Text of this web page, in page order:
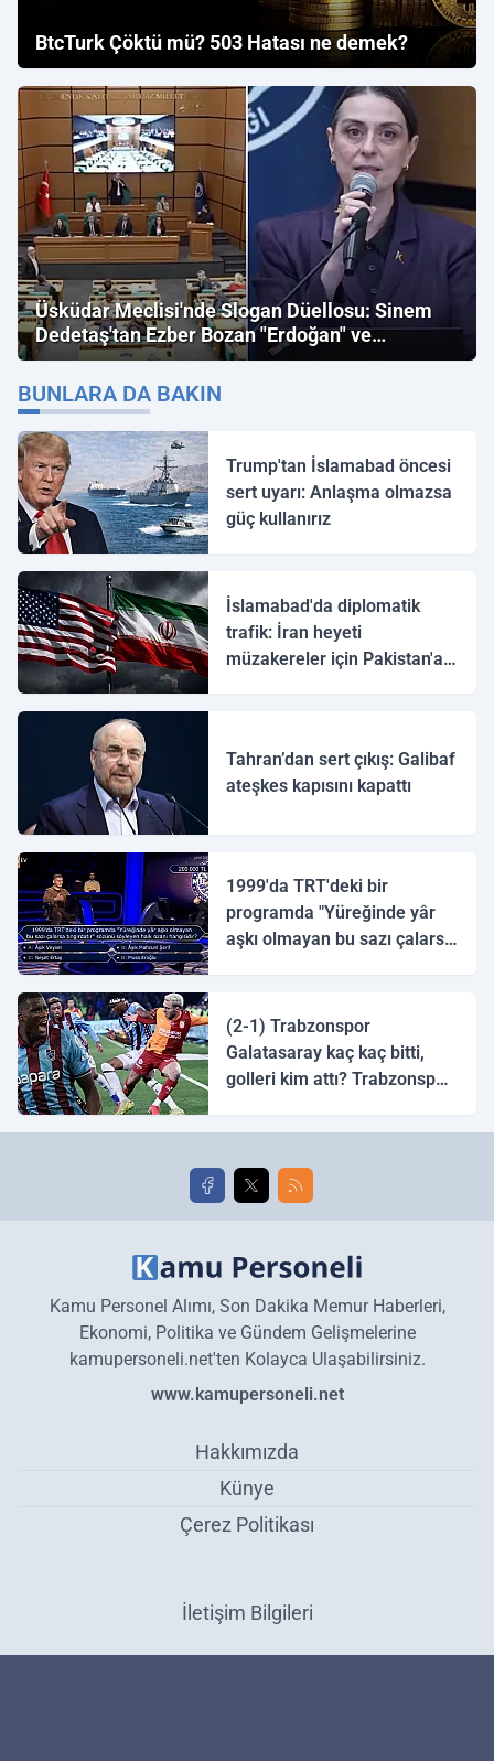
BtcTurk Çöktü mü? 503 Hatası ne demek?
Üsküdar Meclisi'nde Slogan Düellosu: Sinem
Dedetaş'tan Ezber Bozan "Erdoğan" ve
"İmamoğlu" Çıkışı!
BUNLARA DA BAKIN
Trump'tan İslamabad öncesi
sert uyarı: Anlaşma olmazsa
güç kullanırız
İslamabad'da diplomatik
trafik: İran heyeti
müzakereler için Pakistan'a
Tahran’dan sert çıkış: Galibaf
ateşkes kapısını kapattı
1999'da TRT'deki bir
programda "Yüreğinde yâr
aşkı olmayan bu sazı çalarsa
(2-1) Trabzonspor
Galatasaray kaç kaç bitti,
golleri kim attı? Trabzonspor
golleri!
Kamu Personel Alımı, Son Dakika Memur Haberleri,
Ekonomi, Politika ve Gündem Gelişmelerine
kamupersoneli.net'ten Kolayca Ulaşabilirsiniz.
www.kamupersoneli.net
Hakkımızda
Künye
Çerez Politikası
İletişim Bilgileri